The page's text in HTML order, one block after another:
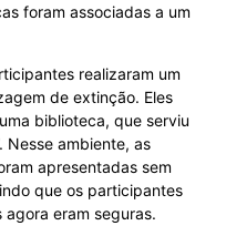
foram associadas a um
realizaram um
de extinção. Eles
biblioteca, que serviu
Nesse ambiente, as
apresentadas sem
que os participantes
eram seguras.